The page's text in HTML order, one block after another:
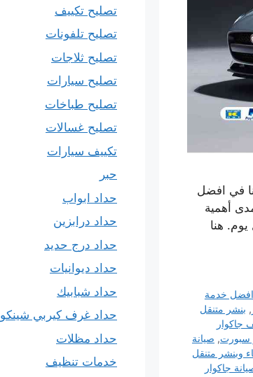
في افضل
أهمية
هنا
افضل خدمة
, بنشر متنقل
جاكوار
سبورت, صيانة
وبنشر متنقل
جاكوار
تصليح تكييف
تصليح تلفونات
تصليح ثلاجات
تصليح سيارات
تصليح طباخات
تصليح غسالات
تكييف سيارات
حبر
حداد ابواب
حداد درابزين
حداد درج حديد
حداد ديوانيات
حداد شبابيك
حداد غرف كيربي شينكو
حداد مظلات
خدمات تنظيف